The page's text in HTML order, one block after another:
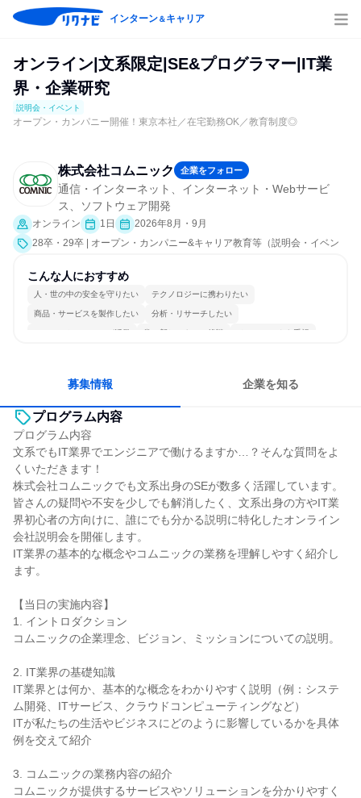
インターン＆キャリア
オンライン|文系限定|SE&プログラマー|IT業
界・企業研究
説明会・イベント
オープン・カンパニー開催！東京本社／在宅勤務OK／教育制度◎
株式会社コムニック 企業をフォロー
通信・インターネット、インターネット・Webサービ
ス、ソフトウェア開発
オンライン 1日
2026年8月・9月
28卒・29卒 | オープン・カンパニー&キャリア教育等（説明会・イベン
こんな人におすすめ
人・世の中の安全を守りたい テクノロジーに携わりたい
商品・サービスを製作したい 分析・リサーチしたい
コミュニケーションが活発 常に新しいものに挑戦 チームワークを重視
募集情報 企業を知る
プログラム内容
プログラム内容
文系でもIT業界でエンジニアで働けるますか…？そんな質問をよ
くいただきます！
株式会社コムニックでも文系出身のSEが数多く活躍しています。
皆さんの疑問や不安を少しでも解消したく、文系出身の方やIT業
界初心者の方向けに、誰にでも分かる説明に特化したオンライン
会社説明会を開催します。
IT業界の基本的な概念やコムニックの業務を理解しやすく紹介し
ます。
【当日の実施内容】
1. イントロダクション
コムニックの企業理念、ビジョン、ミッションについての説明。
2. IT業界の基礎知識
IT業界とは何か、基本的な概念をわかりやすく説明（例：システ
ム開発、ITサービス、クラウドコンピューティングなど）
ITが私たちの生活やビジネスにどのように影響しているかを具体
例を交えて紹介
3. コムニックの業務内容の紹介
コムニックが提供するサービスやソリューションを分かりやすく